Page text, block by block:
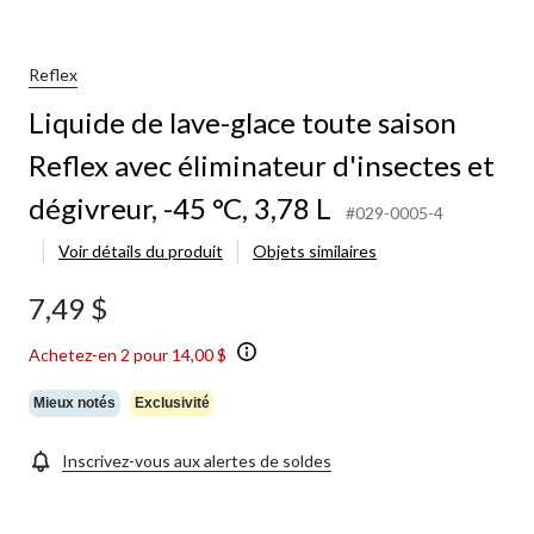
Reflex
Liquide de lave-glace toute saison
Reflex avec éliminateur d'insectes et
dégivreur, -45 °C, 3,78 L
#029-0005-4
Voir détails du produit
Objets similaires
7,49 $
Achetez-en 2 pour 14,00 $
Mieux notés Exclusivité
Inscrivez-vous aux alertes de soldes